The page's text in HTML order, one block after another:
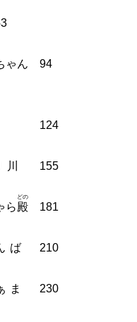
ゃん 94
川 155
ら殿
どの
181
ば 210
ま 230